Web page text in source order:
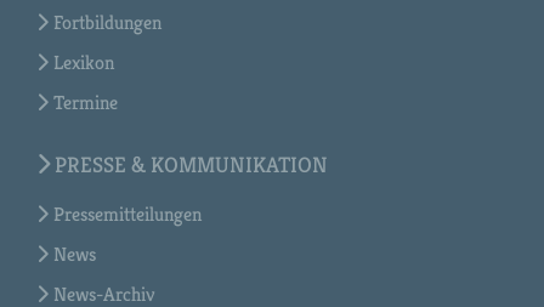
Fortbildungen
Lexikon
Termine
PRESSE & KOMMUNIKATION
Pressemitteilungen
News
News-Archiv